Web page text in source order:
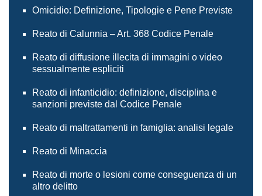
Omicidio: Definizione, Tipologie e Pene Previste
Reato di Calunnia – Art. 368 Codice Penale
Reato di diffusione illecita di immagini o video
sessualmente espliciti
Reato di infanticidio: definizione, disciplina e
sanzioni previste dal Codice Penale
Reato di maltrattamenti in famiglia: analisi legale
Reato di Minaccia
Reato di morte o lesioni come conseguenza di un
altro delitto